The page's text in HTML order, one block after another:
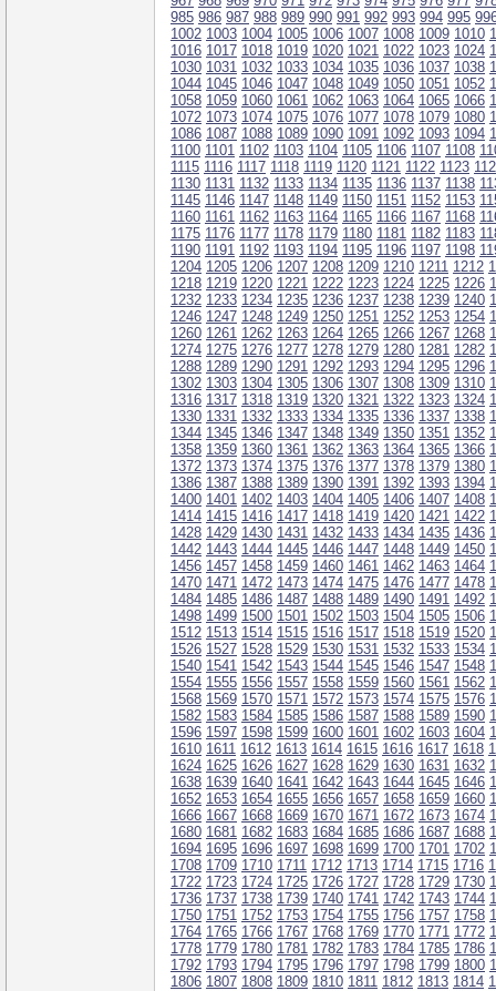
985 986 987 988 989 990 991 992 993 994 995
1002 1003 1004 1005 1006 1007 1008 1009 1010
1016 1017 1018 1019 1020 1021 1022 1023 1024
1030 1031 1032 1033 1034 1035 1036 1037 1038
1044 1045 1046 1047 1048 1049 1050 1051 1052
1058 1059 1060 1061 1062 1063 1064 1065 1066
1072 1073 1074 1075 1076 1077 1078 1079 1080
1086 1087 1088 1089 1090 1091 1092 1093 1094
1100 1101 1102 1103 1104 1105 1106 1107 1108
1115 1116 1117 1118 1119 1120 1121 1122 1123
1130 1131 1132 1133 1134 1135 1136 1137 1138
1145 1146 1147 1148 1149 1150 1151 1152 1153
1160 1161 1162 1163 1164 1165 1166 1167 1168
1175 1176 1177 1178 1179 1180 1181 1182 1183
1190 1191 1192 1193 1194 1195 1196 1197 1198
1204 1205 1206 1207 1208 1209 1210 1211 1212
1218 1219 1220 1221 1222 1223 1224 1225 1226
1232 1233 1234 1235 1236 1237 1238 1239 1240
1246 1247 1248 1249 1250 1251 1252 1253 1254
1260 1261 1262 1263 1264 1265 1266 1267 1268
1274 1275 1276 1277 1278 1279 1280 1281 1282
1288 1289 1290 1291 1292 1293 1294 1295 1296
1302 1303 1304 1305 1306 1307 1308 1309 1310
1316 1317 1318 1319 1320 1321 1322 1323 1324
1330 1331 1332 1333 1334 1335 1336 1337 1338
1344 1345 1346 1347 1348 1349 1350 1351 1352
1358 1359 1360 1361 1362 1363 1364 1365 1366
1372 1373 1374 1375 1376 1377 1378 1379 1380
1386 1387 1388 1389 1390 1391 1392 1393 1394
1400 1401 1402 1403 1404 1405 1406 1407 1408
1414 1415 1416 1417 1418 1419 1420 1421 1422
1428 1429 1430 1431 1432 1433 1434 1435 1436
1442 1443 1444 1445 1446 1447 1448 1449 1450
1456 1457 1458 1459 1460 1461 1462 1463 1464
1470 1471 1472 1473 1474 1475 1476 1477 1478
1484 1485 1486 1487 1488 1489 1490 1491 1492
1498 1499 1500 1501 1502 1503 1504 1505 1506
1512 1513 1514 1515 1516 1517 1518 1519 1520
1526 1527 1528 1529 1530 1531 1532 1533 1534
1540 1541 1542 1543 1544 1545 1546 1547 1548
1554 1555 1556 1557 1558 1559 1560 1561 1562
1568 1569 1570 1571 1572 1573 1574 1575 1576
1582 1583 1584 1585 1586 1587 1588 1589 1590
1596 1597 1598 1599 1600 1601 1602 1603 1604
1610 1611 1612 1613 1614 1615 1616 1617 1618
1624 1625 1626 1627 1628 1629 1630 1631 1632
1638 1639 1640 1641 1642 1643 1644 1645 1646
1652 1653 1654 1655 1656 1657 1658 1659 1660
1666 1667 1668 1669 1670 1671 1672 1673 1674
1680 1681 1682 1683 1684 1685 1686 1687 1688
1694 1695 1696 1697 1698 1699 1700 1701 1702
1708 1709 1710 1711 1712 1713 1714 1715 1716
1722 1723 1724 1725 1726 1727 1728 1729 1730
1736 1737 1738 1739 1740 1741 1742 1743 1744
1750 1751 1752 1753 1754 1755 1756 1757 1758
1764 1765 1766 1767 1768 1769 1770 1771 1772
1778 1779 1780 1781 1782 1783 1784 1785 1786
1792 1793 1794 1795 1796 1797 1798 1799 1800
1806 1807 1808 1809 1810 1811 1812 1813 1814